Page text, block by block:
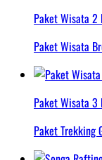
Paket Wisata 2
Paket Wisata
Paket Wisata 3
Paket Trekking